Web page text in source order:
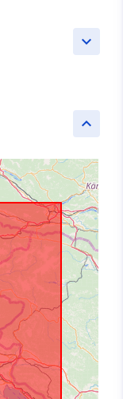
keyboard_arrow_down
keyboard_arrow_up